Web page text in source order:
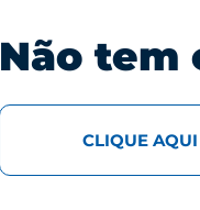
Não tem
CLIQUE